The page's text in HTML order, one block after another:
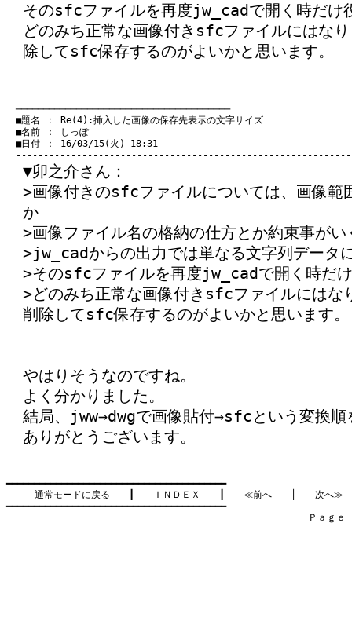
そのsfcファイルを再度jw_cadで開く時だけ
どのみち正常な画像付きsfcファイルにはな
除してsfc保存するのがよいかと思います。
───────────────────────────────────────
■題名 ： Re(4):挿入した画像の保存先表示の文字サイズ
■名前 ： しっぽ
■日付 ： 16/03/15(火) 18:31
▼卯之介さん：
>画像付きのsfcファイルについては、画像範
か
>画像ファイル名の格納の仕方とか約束事が
>jw_cadからの出力では単なる文字列データ
>そのsfcファイルを再度jw_cadで開く時だ
>どのみち正常な画像付きsfcファイルにはな
削除してsfc保存するのがよいかと思います。
やはりそうなのですね。
よく分かりました。
結局、jww→dwgで画像貼付→sfcという変換順
ありがとうございます。
━━━━━━━━━━━━━━━━━━━━━━━━━━━━━━━━━━━━━━━━
通常モードに戻る
ＩＮＤＥＸ ≪前へ
次へ≫
━━━━━━━━━━━━━━━━━━━━━━━━━━━━━━━━━━━━━━━━
Ｐａｇｅ